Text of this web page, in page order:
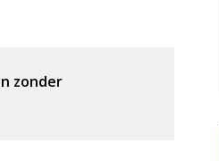
zonder